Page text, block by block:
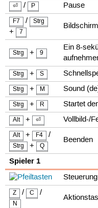
⏎ / P Pause
F7 / Strg
+ 7
Strg + 9
Ein 8-
Strg + S
Strg + M Sound
Strg + R Startet
Alt + ⏎ Vollbild-/
Alt + F4 /
Strg + Q
Beenden
Spieler 1
Steuerung
Z / C /
N